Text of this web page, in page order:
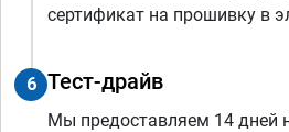
сертификат на прошивку в
6 Тест-драйв
Мы предоставляем 14 дней